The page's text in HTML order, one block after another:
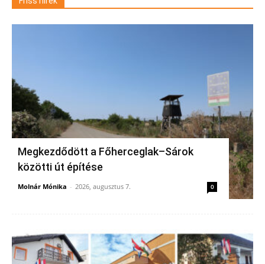
Megkezdődött a Főherceglak–Sárok
közötti út építése
Molnár Mónika - 2026, augusztus 7. 0